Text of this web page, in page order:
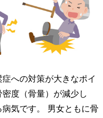
への対策が大きなポイ
度（骨量）が減少し
気です。 男女ともに骨